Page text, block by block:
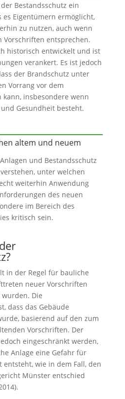
Bestandsschutz ein
es Eigentümern ermöglicht,
zu nutzen, auch wenn
Vorschriften entsprechen.
historisch entwickelt und ist
verankert. Es ist jedoch
der Brandschutz unter
Vorrang vor dem
kann, insbesondere wenn
Gesundheit besteht.
altem und neuem
und Bestandsschutz
unter welchen
weiterhin Anwendung
des neuen
im Bereich des
kritisch sein.
in der Regel für bauliche
neuer Vorschriften
Die
dass das Gebäude
basierend auf den zum
Vorschriften. Der
eingeschränkt werden,
Anlage eine Gefahr für
entsteht, wie in dem Fall, den
Münster entschied